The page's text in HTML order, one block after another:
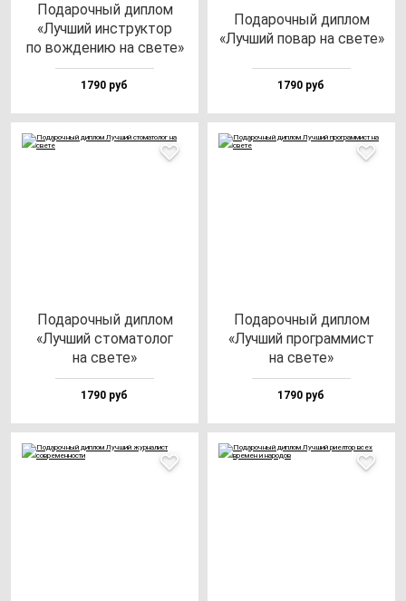
Пода­роч­ный дип­лом
«Луч­ший инс­трук­тор
по вож­де­нию на све­те»
1790 руб
Пода­роч­ный дип­лом
«Луч­ший по­вар на све­те»
1790 руб
Пода­роч­ный дип­лом
«Луч­ший сто­ма­то­лог
на све­те»
1790 руб
Пода­роч­ный дип­лом
«Луч­ший прог­рам­мист
на све­те»
1790 руб